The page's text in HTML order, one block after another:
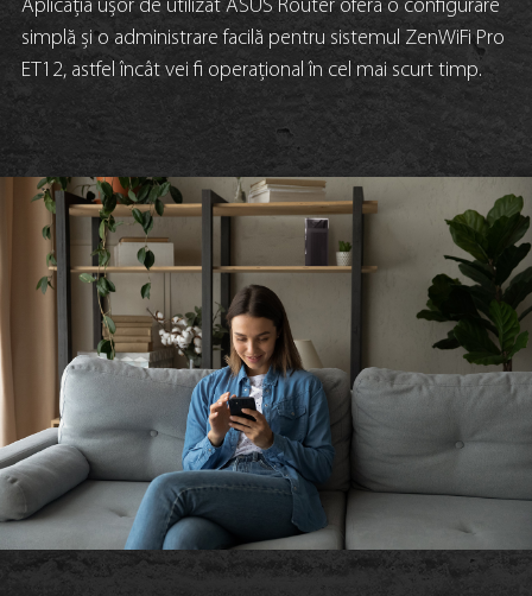
Aplicația ușor de utilizat ASUS Router oferă o configurare
simplă și o administrare facilă pentru sistemul ZenWiFi Pro
ET12, astfel încât vei fi operațional în cel mai scurt timp.